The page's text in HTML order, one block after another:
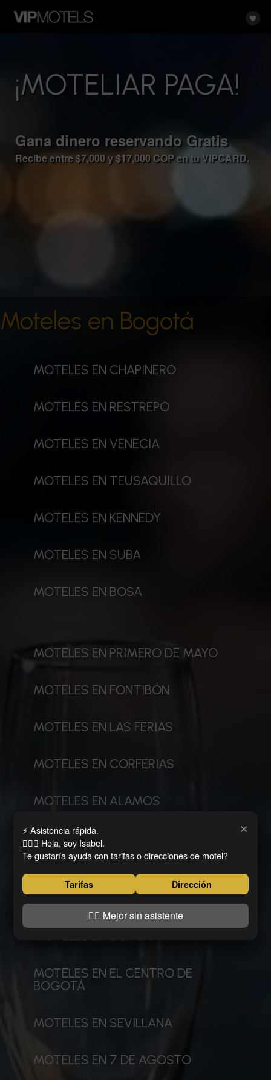
¡MOTELIAR PAGA!
Gana dinero reservando Gratis
Recibe entre $7,000 y $17,000 COP en tuVIPCARD.
Moteles en Bogotá
MOTELES EN CHAPINERO
MOTELES EN RESTREPO
MOTELES EN VENECIA
MOTELES EN TEUSAQUILLO
MOTELES EN KENNEDY
MOTELES EN SUBA
MOTELES EN BOSA
MOTELES EN PRIMERO DE MAYO
MOTELES EN FONTIBÓN
MOTELES EN LAS FERIAS
MOTELES EN CORFERIAS
MOTELES EN ALAMOS
MOTELES EN USME
MOTELES EN SANTA LUCIA
MOTELES EN EL CENTRO DE
BOGOTÁ
MOTELES EN SEVILLANA
MOTELES EN 7 DE AGOSTO
×
⚡ Asistencia rápida.
🙋🏻‍♀️ Hola, soy Isabel.
Te gustaría ayuda con tarifas o direcciones de motel?
Tarifas Dirección
👍🏼 Mejor sin asistente